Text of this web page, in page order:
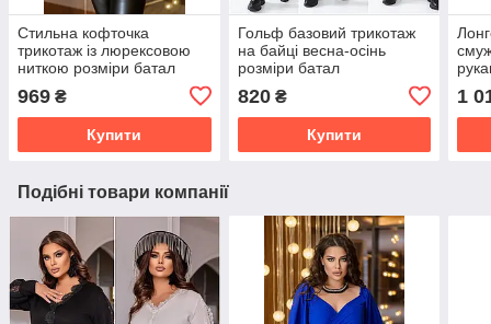
Стильна кофточка
трикотаж із люрексовою
ниткою розміри батал
969 ₴
Купити
Гольф базовий трикотаж
на байці весна-осінь
розміри батал
820₴
Купити
1
Подібні товари компанії